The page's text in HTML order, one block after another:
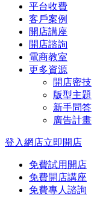
平台收費
客戶案例
開店講座
開店諮詢
電商教室
更多資源
開店密技
版型主題
新手問答
廣告計畫
登入網店立即開店
免費試用開店
免費開店講座
免費專人諮詢